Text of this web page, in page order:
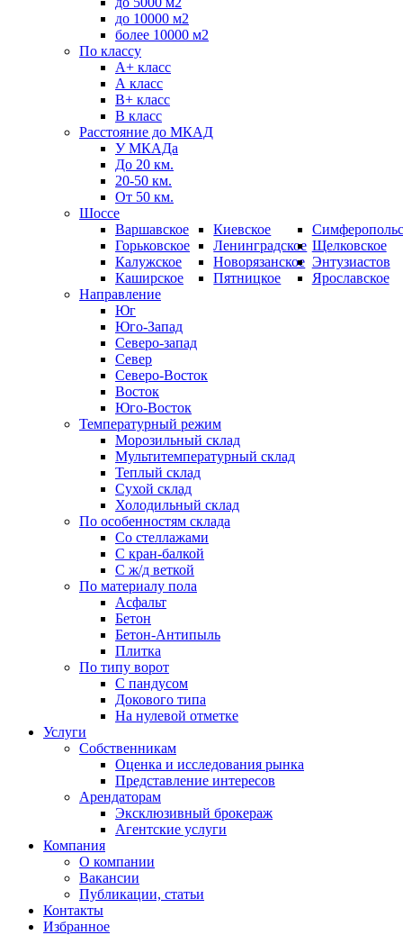
до 10000 м2
более 10000 м2
По классу
A+ класс
А класс
В+ класс
B класс
Расстояние до МКАД
У МКАДа
До 20 км.
20-50 км.
От 50 км.
Шоссе
Варшавское
Горьковское
Калужское
Каширское
Киевское
Ленинградское
Новорязанское
Пятницкое
Щелковское
Энтузиастов
Ярославское
Направление
Юг
Юго-Запад
Северо-запад
Север
Северо-Восток
Восток
Юго-Восток
Температурный режим
Морозильный склад
Мультитемпературный склад
Теплый склад
Сухой склад
Холодильный склад
По особенностям склада
Со стеллажами
С кран-балкой
С ж/д веткой
По материалу пола
Асфальт
Бетон
Бетон-Антипыль
Плитка
По типу ворот
С пандусом
Докового типа
На нулевой отметке
Услуги
Собственникам
Оценка и исследования рынка
Представление интересов
Арендаторам
Эксклюзивный брокераж
Агентские услуги
Компания
О компании
Вакансии
Публикации, статьи
Контакты
Избранное